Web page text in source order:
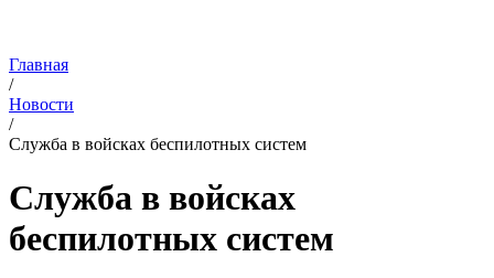
Главная
/
Новости
/
Служба в войсках беспилотных систем
Служба в войсках
беспилотных систем